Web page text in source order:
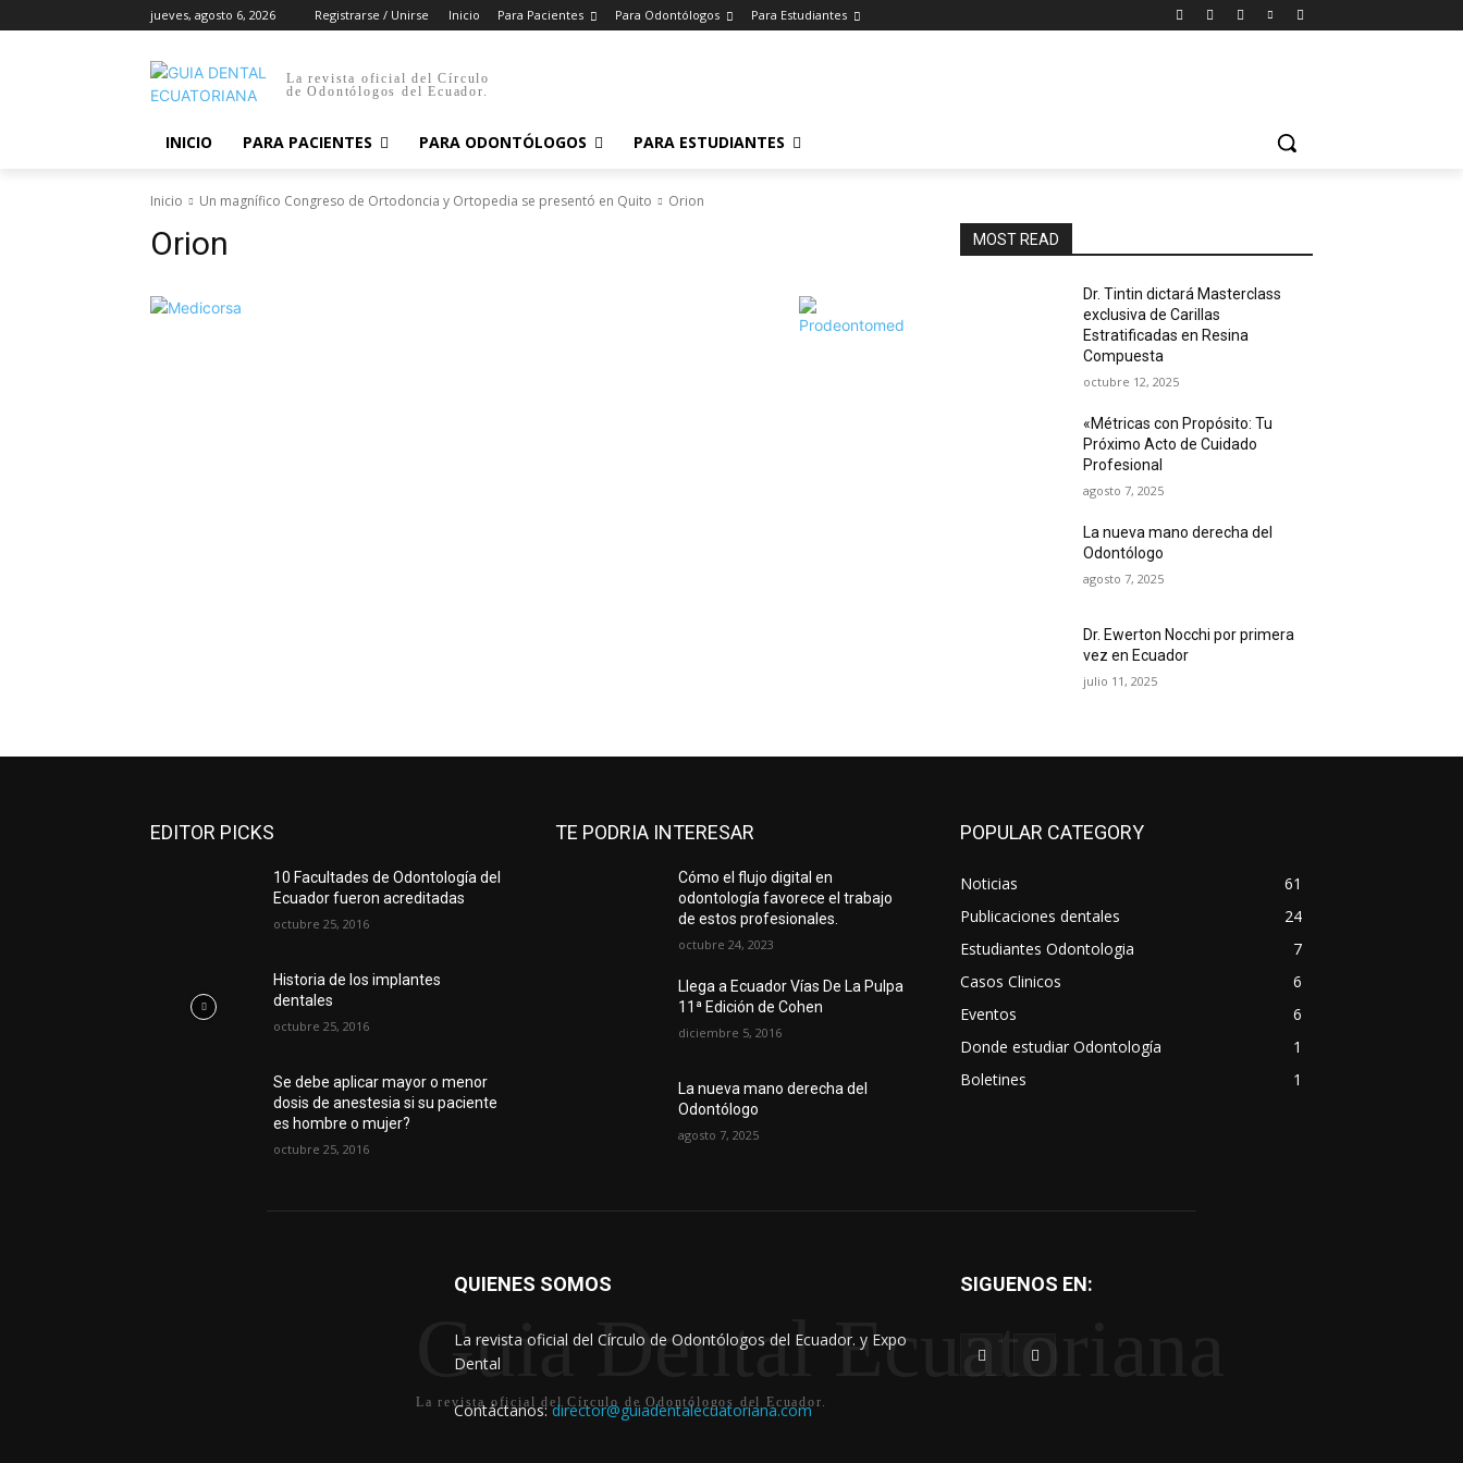
jueves, agosto 6, 2026 Registrarse / Unirse Inicio Para Pacientes Para Odontólogos Para Estudiantes
La revista oficial del Círculo
de Odontólogos del Ecuador.
INICIO PARA PACIENTES PARA ODONTÓLOGOS PARA ESTUDIANTES
Inicio Un magnífico Congreso de Ortodoncia y Ortopedia se presentó en Quito Orion
Orion MOST READ
Dr. Tintin dictará Masterclass
exclusiva de Carillas
Estratificadas en Resina
Compuesta
octubre 12, 2025
«Métricas con Propósito: Tu
Próximo Acto de Cuidado
Profesional
agosto 7, 2025
La nueva mano derecha del
Odontólogo
agosto 7, 2025
Dr. Ewerton Nocchi por primera
vez en Ecuador
julio 11, 2025
EDITOR PICKS
10 Facultades de Odontología del
Ecuador fueron acreditadas
octubre 25, 2016
Historia de los implantes
dentales
octubre 25, 2016
Se debe aplicar mayor o menor
dosis de anestesia si su paciente
es hombre o mujer?
octubre 25, 2016
TE PODRIA INTERESAR
Cómo el flujo digital en
odontología favorece el trabajo
de estos profesionales.
octubre 24, 2023
Llega a Ecuador Vías De La Pulpa
11ª Edición de Cohen
diciembre 5, 2016
La nueva mano derecha del
Odontólogo
agosto 7, 2025
POPULAR CATEGORY
Noticias
61
Publicaciones dentales
24
Estudiantes Odontologia
7
Casos Clinicos
6
Eventos
6
Donde estudiar Odontología
1
Boletines
1
Guia Dental Ecuatoriana
La revista oficial del Círculo de Odontólogos del Ecuador.
QUIENES SOMOS
La revista oficial del Círculo de Odontólogos del Ecuador. y Expo
Dental
Contáctanos:director@guiadentalecuatoriana.com
SIGUENOS EN: